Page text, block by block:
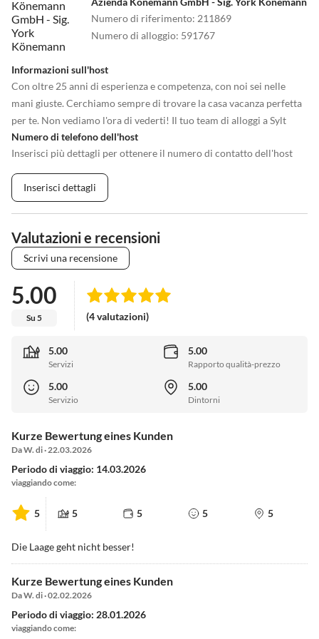
Numero di riferimento: 211869
Numero di alloggio: 591767
Informazioni sull'host
Con oltre 25 anni di esperienza e competenza, con noi sei nelle
mani giuste. Cerchiamo sempre di trovare la casa vacanza perfetta
per te. Non vediamo l'ora di vederti! Il tuo team di alloggi a Sylt
Numero di telefono dell'host
Inserisci più dettagli per ottenere il numero di contatto dell'host
Inserisci dettagli
Valutazioni e recensioni
Scrivi una recensione
5.00
Su 5 (4 valutazioni)
5.00
Servizi
5.00
Rapporto qualità-prezzo
5.00
Servizio
5.00
Dintorni
Kurze Bewertung eines Kunden
Da W. di · 22.03.2026
Periodo di viaggio: 14.03.2026
viaggiando come:
5 5 5 5 5
Die Laage geht nicht besser!
Kurze Bewertung eines Kunden
Da W. di · 02.02.2026
Periodo di viaggio: 28.01.2026
viaggiando come: